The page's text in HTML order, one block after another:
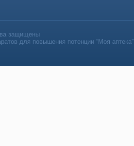
защищены
для повышения потенции “Моя